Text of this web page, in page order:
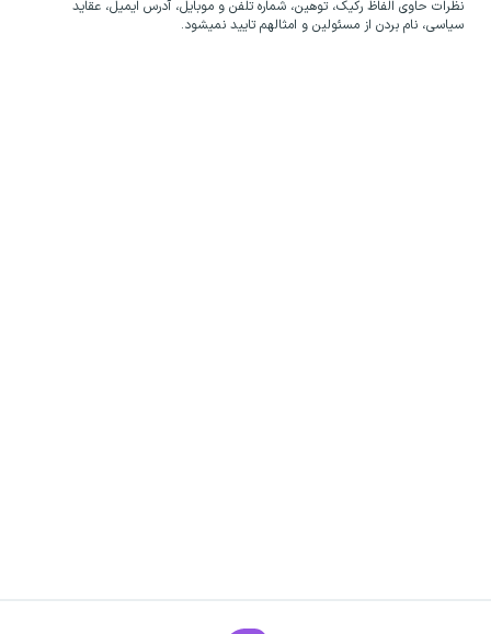
نظرات حاوی الفاظ رکیک، توهین، شماره تلفن و موبایل، آدرس ایمیل، عقاید
سیاسی، نام بردن از مسئولین و امثالهم تایید نمیشود.